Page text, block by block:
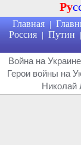
Ру
Главная |
Россия | Путин |
Война на Украине
Герои войны на
Николай